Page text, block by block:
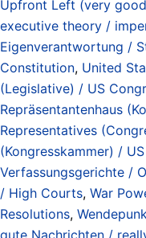
Upfront Left (very
executive theory /
Eigenverantwortung /
Constitution, United
(Legislative) / US
Repräsentantenhaus
Representatives
(Kongresskammer) /
Verfassungsgerichte /
/ High Courts, War
Resolutions,
gute Nachrichten /